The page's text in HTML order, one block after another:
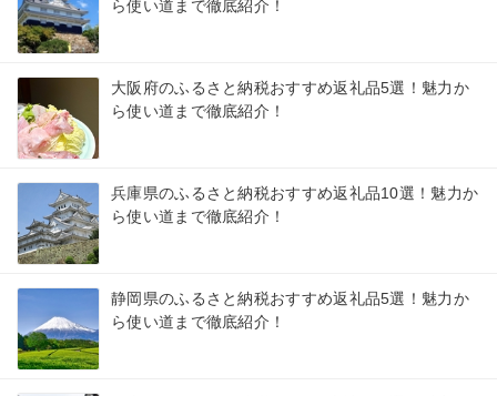
ら使い道まで徹底紹介！
大阪府のふるさと納税おすすめ返礼品5選！魅力か
ら使い道まで徹底紹介！
兵庫県のふるさと納税おすすめ返礼品10選！魅力か
ら使い道まで徹底紹介！
静岡県のふるさと納税おすすめ返礼品5選！魅力か
ら使い道まで徹底紹介！